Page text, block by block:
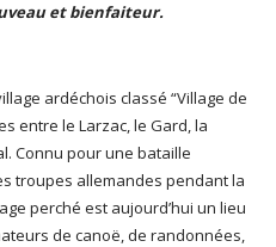
et bienfaiteur.
ardéchois classé “Village de
entre le Larzac, le Gard, la
Connu pour une bataille
troupes allemandes pendant la
perché est aujourd’hui un lieu
de canoë, de randonnées,